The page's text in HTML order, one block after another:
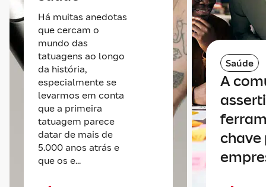
Há muitas anedotas
que cercam o
mundo das
tatuagens ao longo
da história,
especialmente se
levarmos em conta
que a primeira
tatuagem parece
datar de mais de
5.000 anos atrás e
que os e...
Saúde
A
chave